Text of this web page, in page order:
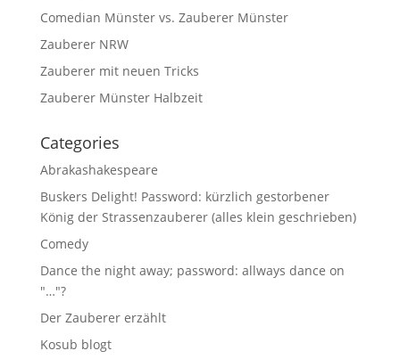
Comedian Münster vs. Zauberer Münster
Zauberer NRW
Zauberer mit neuen Tricks
Zauberer Münster Halbzeit
Categories
Abrakashakespeare
Buskers Delight! Password: kürzlich gestorbener
König der Strassenzauberer (alles klein geschrieben)
Comedy
Dance the night away; password: allways dance on
"…"?
Der Zauberer erzählt
Kosub blogt